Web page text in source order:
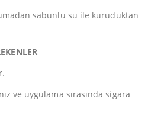
sabunlu su ile kuruduktan
ve uygulama sırasında sigara